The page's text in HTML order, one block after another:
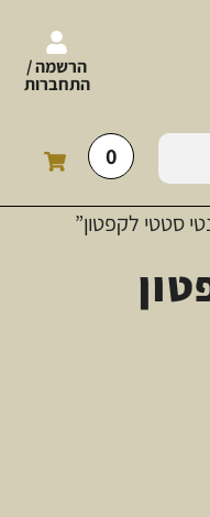
הרשמה /
התחברות
0
סטטי לקפטון”